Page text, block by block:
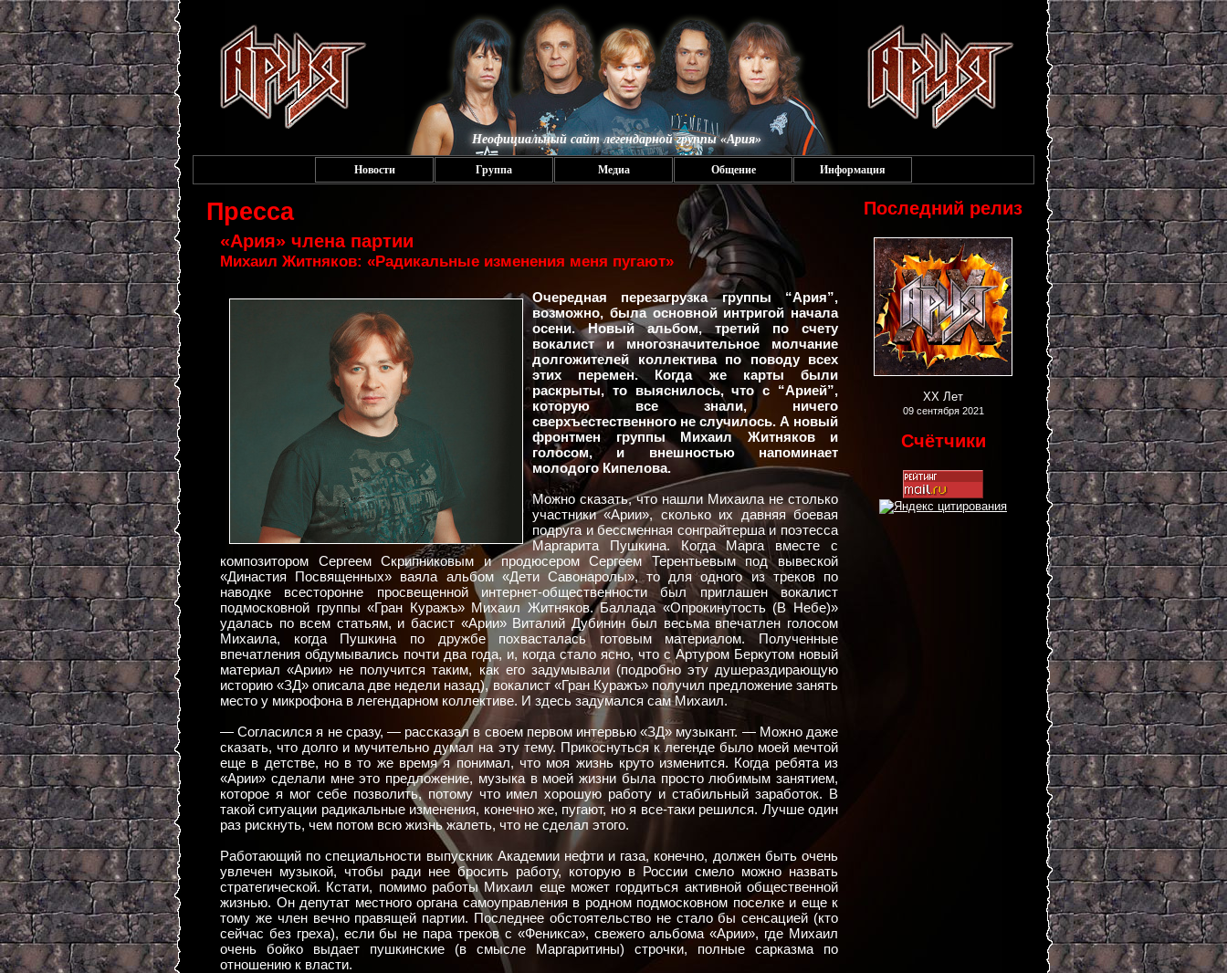
Неофициальный сайт легендарной группы «Ария»
Новости Группа Медиа Общение Информация
Последний релиз
XX Лет
09 сентября 2021
Счётчики
Пресса
«Ария» члена партии
Михаил Житняков: «Радикальные изменения меня пугают»
Очередная перезагрузка группы “Ария”,
возможно, была основной интригой начала
осени. Новый альбом, третий по счету
вокалист и многозначительное молчание
долгожителей коллектива по поводу всех
этих перемен. Когда же карты были
раскрыты, то выяснилось, что с “Арией”,
которую все знали, ничего
сверхъестественного не случилось. А новый
фронтмен группы Михаил Житняков и
голосом, и внешностью напоминает
молодого Кипелова.
Можно сказать, что нашли Михаила не столько
участники «Арии», сколько их давняя боевая
подруга и бессменная сонграйтерша и поэтесса
Маргарита Пушкина. Когда Марга вместе с
композитором Сергеем Скрипниковым и продюсером Сергеем Терентьевым под вывеской
«Династия Посвященных» ваяла альбом «Дети Савонаролы», то для одного из треков по
наводке всесторонне просвещенной интернет-общественности был приглашен вокалист
подмосковной группы «Гран Куражъ» Михаил Житняков. Баллада «Опрокинутость (В Небе)»
удалась по всем статьям, и басист «Арии» Виталий Дубинин был весьма впечатлен голосом
Михаила, когда Пушкина по дружбе похвасталась готовым материалом. Полученные
впечатления обдумывались почти два года, и, когда стало ясно, что с Артуром Беркутом новый
материал «Арии» не получится таким, как его задумывали (подробно эту душераздирающую
историю «ЗД» описала две недели назад), вокалист «Гран Куражъ» получил предложение занять
место у микрофона в легендарном коллективе. И здесь задумался сам Михаил.
— Согласился я не сразу, — рассказал в своем первом интервью «ЗД» музыкант. — Можно даже
сказать, что долго и мучительно думал на эту тему. Прикоснуться к легенде было моей мечтой
еще в детстве, но в то же время я понимал, что моя жизнь круто изменится. Когда ребята из
«Арии» сделали мне это предложение, музыка в моей жизни была просто любимым занятием,
которое я мог себе позволить, потому что имел хорошую работу и стабильный заработок. В
такой ситуации радикальные изменения, конечно же, пугают, но я все-таки решился. Лучше один
раз рискнуть, чем потом всю жизнь жалеть, что не сделал этого.
Работающий по специальности выпускник Академии нефти и газа, конечно, должен быть очень
увлечен музыкой, чтобы ради нее бросить работу, которую в России смело можно назвать
стратегической. Кстати, помимо работы Михаил еще может гордиться активной общественной
жизнью. Он депутат местного органа самоуправления в родном подмосковном поселке и еще к
тому же член вечно правящей партии. Последнее обстоятельство не стало бы сенсацией (кто
сейчас без греха), если бы не пара треков с «Феникса», свежего альбома «Арии», где Михаил
очень бойко выдает пушкинские (в смысле Маргаритины) строчки, полные сарказма по
отношению к власти.